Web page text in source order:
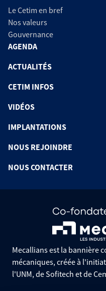
Le Cetim en bref
Nos valeurs
Gouvernance
AGENDA
ACTUALITÉS
CETIM INFOS
VIDÉOS
IMPLANTATIONS
NOUS REJOINDRE
NOUS CONTACTER
Mecallians est la bannière
mécaniques, créée à
l'UNM, de Sofitech et de